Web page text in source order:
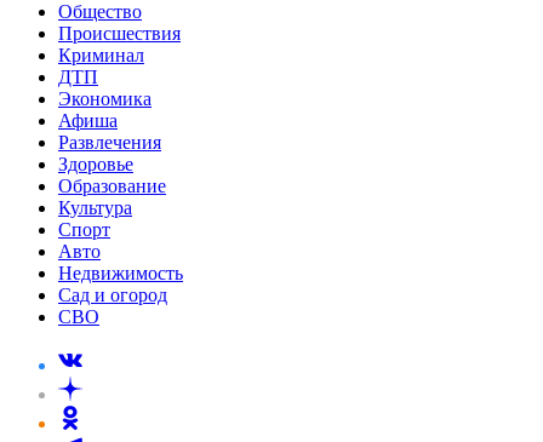
Общество
Происшествия
Криминал
ДТП
Экономика
Афиша
Развлечения
Здоровье
Образование
Культура
Спорт
Авто
Недвижимость
Сад и огород
СВО